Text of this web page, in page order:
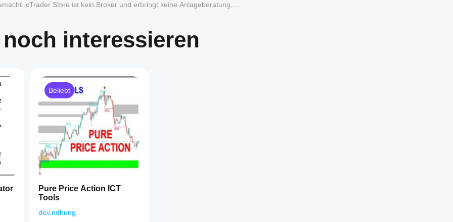
cTrader Store ist kein Broker und erbringt keine Anlageberatung,
interessieren
Beliebt
Pure Price Action ICT
Tools
dev.ndhung